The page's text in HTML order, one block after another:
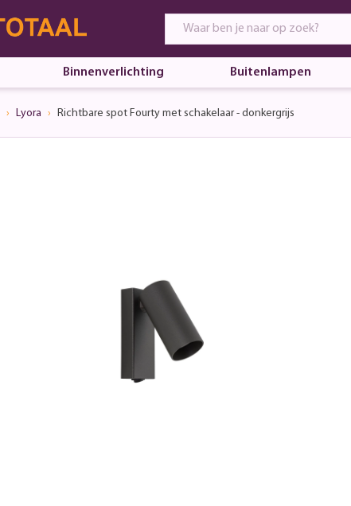
Binnenverlichting Buitenlampen
Lyora Richtbare spot Fourty met schakelaar - donkergrijs